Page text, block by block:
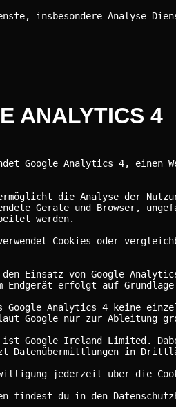
insbesondere Analyse-
ANALYTICS 4
Google Analytics 4, einen
die Analyse der
Geräte und Browser,
werden.
Cookies oder
den Einsatz von Google
Endgerät erfolgt auf
Google Analytics 4 keine
Google nur zur Ableitung
ist Google Ireland Limited.
Datenübermittlungen in
jederzeit über die
findest du in den